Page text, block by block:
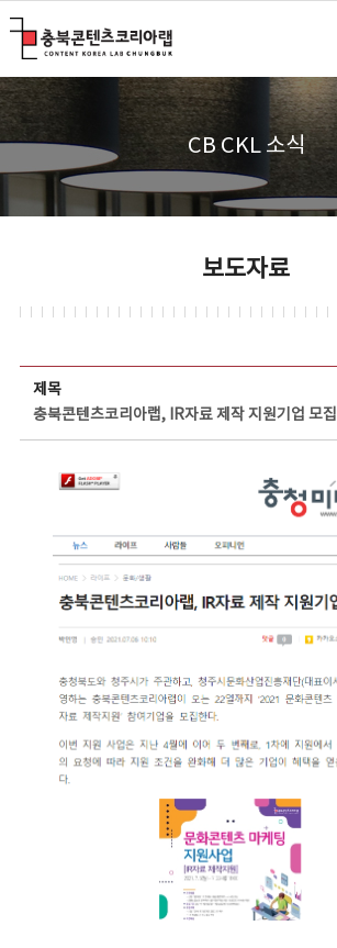
CB CKL 소식
보도자료
제목
충북콘텐츠코리아랩, IR자료 제작 지원기업 모집